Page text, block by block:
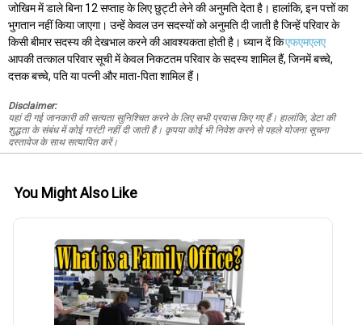
जोखिम में डाले बिना 12 सप्ताह के लिए छुट्टी लेने की अनुमति देता है। हालांकि, इन पत्तों का
भुगतान नहीं किया जाएगा। उन्हें केवल उन सदस्यों को अनुमति दी जाती है जिन्हें परिवार के
किसी बीमार सदस्य की देखभाल करने की आवश्यकता होती है। ध्यान दें किएफएमएलए
आपकी तत्काल परिवार सूची में केवल निकटतम परिवार के सदस्य शामिल हैं, जिनमें बच्चे,
दत्तक बच्चे, पति या पत्नी और माता-पिता शामिल हैं।
Disclaimer:
यहां दी गई जानकारी की सत्यता सुनिश्चित करने के लिए सभी प्रयास किए गए हैं। हालांकि, डेटा की
शुद्धता के संबंध में कोई गारंटी नहीं दी जाती है। कृपया कोई भी निवेश करने से पहले योजना सूचना
दस्तावेज के साथ सत्यापित करें।
You Might Also Like